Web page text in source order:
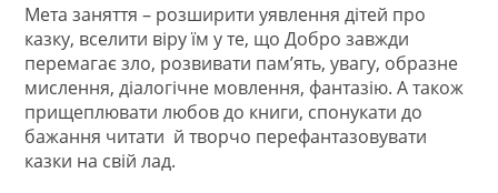
Мета заняття – розширити уявлення дітей про
казку, вселити віру їм у те, що Добро завжди
перемагає зло, розвивати пам’ять, увагу, образне
мислення, діалогічне мовлення, фантазію. А також
прищеплювати любов до книги, спонукати до
бажання читати й творчо перефантазовувати
казки на свій лад.